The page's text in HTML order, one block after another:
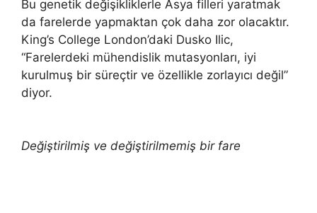
Bu genetik değişikliklerle Asya filleri yaratmak
da farelerde yapmaktan çok daha zor olacaktır.
King’s College London’daki Dusko Ilic,
“Farelerdeki mühendislik mutasyonları, iyi
kurulmuş bir süreçtir ve özellikle zorlayıcı değil”
diyor.
Değiştirilmiş ve değiştirilmemiş bir fare